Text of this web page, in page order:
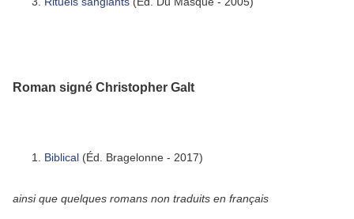
Roman signé Christopher Galt
Biblical (Éd. Bragelonne - 2017)
ainsi que quelques romans non traduits en français